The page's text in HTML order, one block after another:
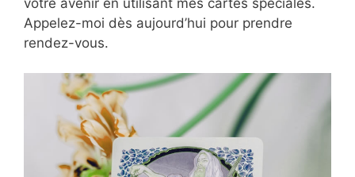
Appelez-moi dès aujourd’hui pour prendre
rendez-vous.